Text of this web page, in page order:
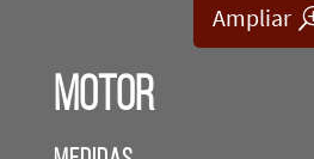
Ampliar
MOTOR